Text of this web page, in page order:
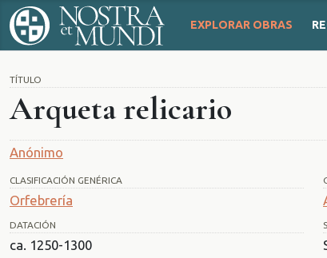
EXPLORAR OBRAS
TÍTULO
Arqueta relicario
Anónimo
CLASIFICACIÓN GENÉRICA
Orfebrería
DATACIÓN
ca. 1250-1300